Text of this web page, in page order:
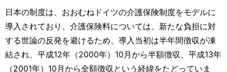
日本の制度は、おおむねドイツの介護保険制度をモデルに
導入されており、介護保険料については、新たな負担に対
する世論の反発を避けるため、導入当初は半年間徴収が凍
結され、平成12年（2000年）10月から半額徴収、平成13年
（2001年）10月から全額徴収という経緯をたどっていま